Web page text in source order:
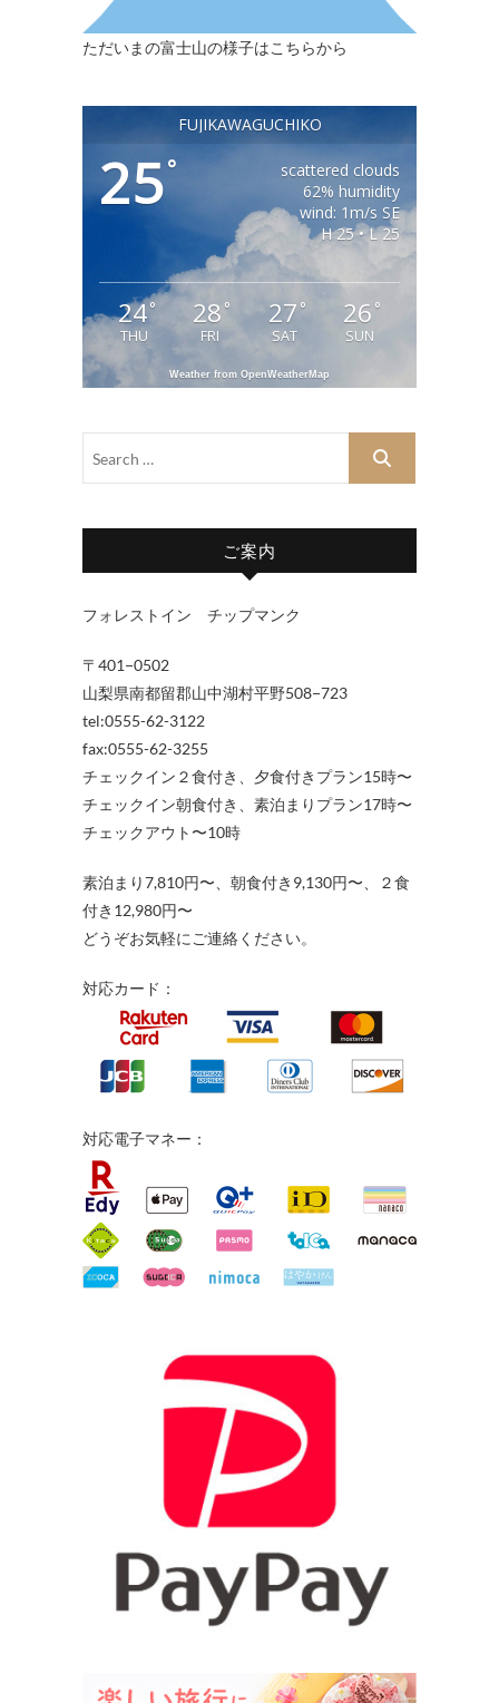
ただいまの富士山の様子はこちらから
FUJIKAWAGUCHIKO
25°
scattered clouds
62% humidity
wind: 1m/s SE
H 25 • L 25
24°
THU
28 °
FRI
27°
SAT
26 °
SUN
Weather from OpenWeatherMap
ご案内
フォレストイン チップマンク
〒401−0502
山梨県南都留郡山中湖村平野508−723
tel:0555-62-3122
fax:0555-62-3255
チェックイン２食付き、夕食付きプラン15時〜
チェックイン朝食付き、素泊まりプラン17時〜
チェックアウト〜10時
素泊まり7,810円〜、朝食付き9,130円〜、２食
付き12,980円〜
どうぞお気軽にご連絡ください。
対応カード：
対応電子マネー：